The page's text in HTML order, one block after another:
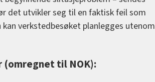
det utvikler seg til en faktisk feil som
verkstedbesøket planlegges utenom
(omregnet til NOK):